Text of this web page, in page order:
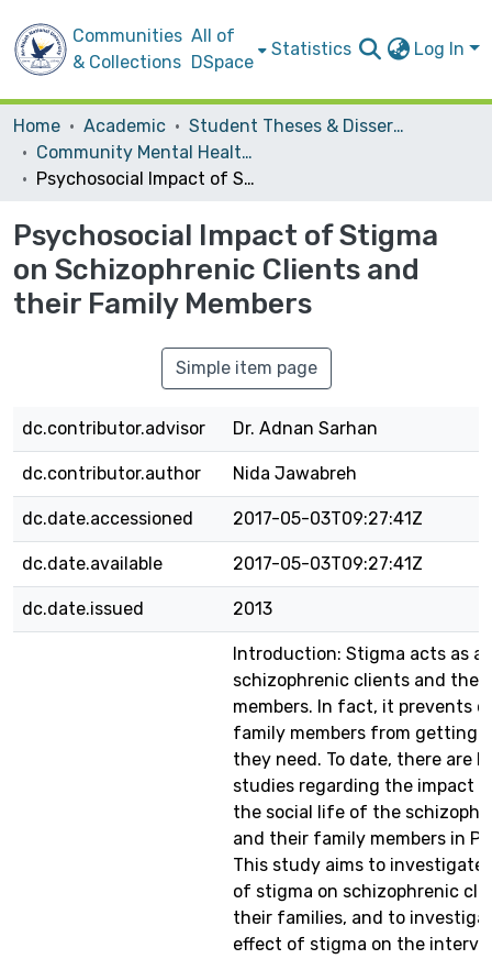
Communities
& Collections
All of
DSpace
Statistics Log In
Home Academic
Student Theses & Dissertations
Community Mental Health Nursing
Psychosocial Impact of Stigma on Schizophrenic Clients and their Family Members
Psychosocial Impact of Stigma
on Schizophrenic Clients and
their Family Members
Simple item page
dc.contributor.advisor Dr. Adnan Sarhan
dc.contributor.author Nida Jawabreh
dc.date.accessioned 2017-05-03T09:27:41Z
dc.date.available 2017-05-03T09:27:41Z
dc.date.issued 2013
Introduction: Stigma acts as a
schizophrenic clients and
members. In fact, it prevents
family members from getting
they need. To date, there are
studies regarding the impact
the social life of the
and their family members in
This study aims to
of stigma on schizophrenic
their families, and to
effect of stigma on the